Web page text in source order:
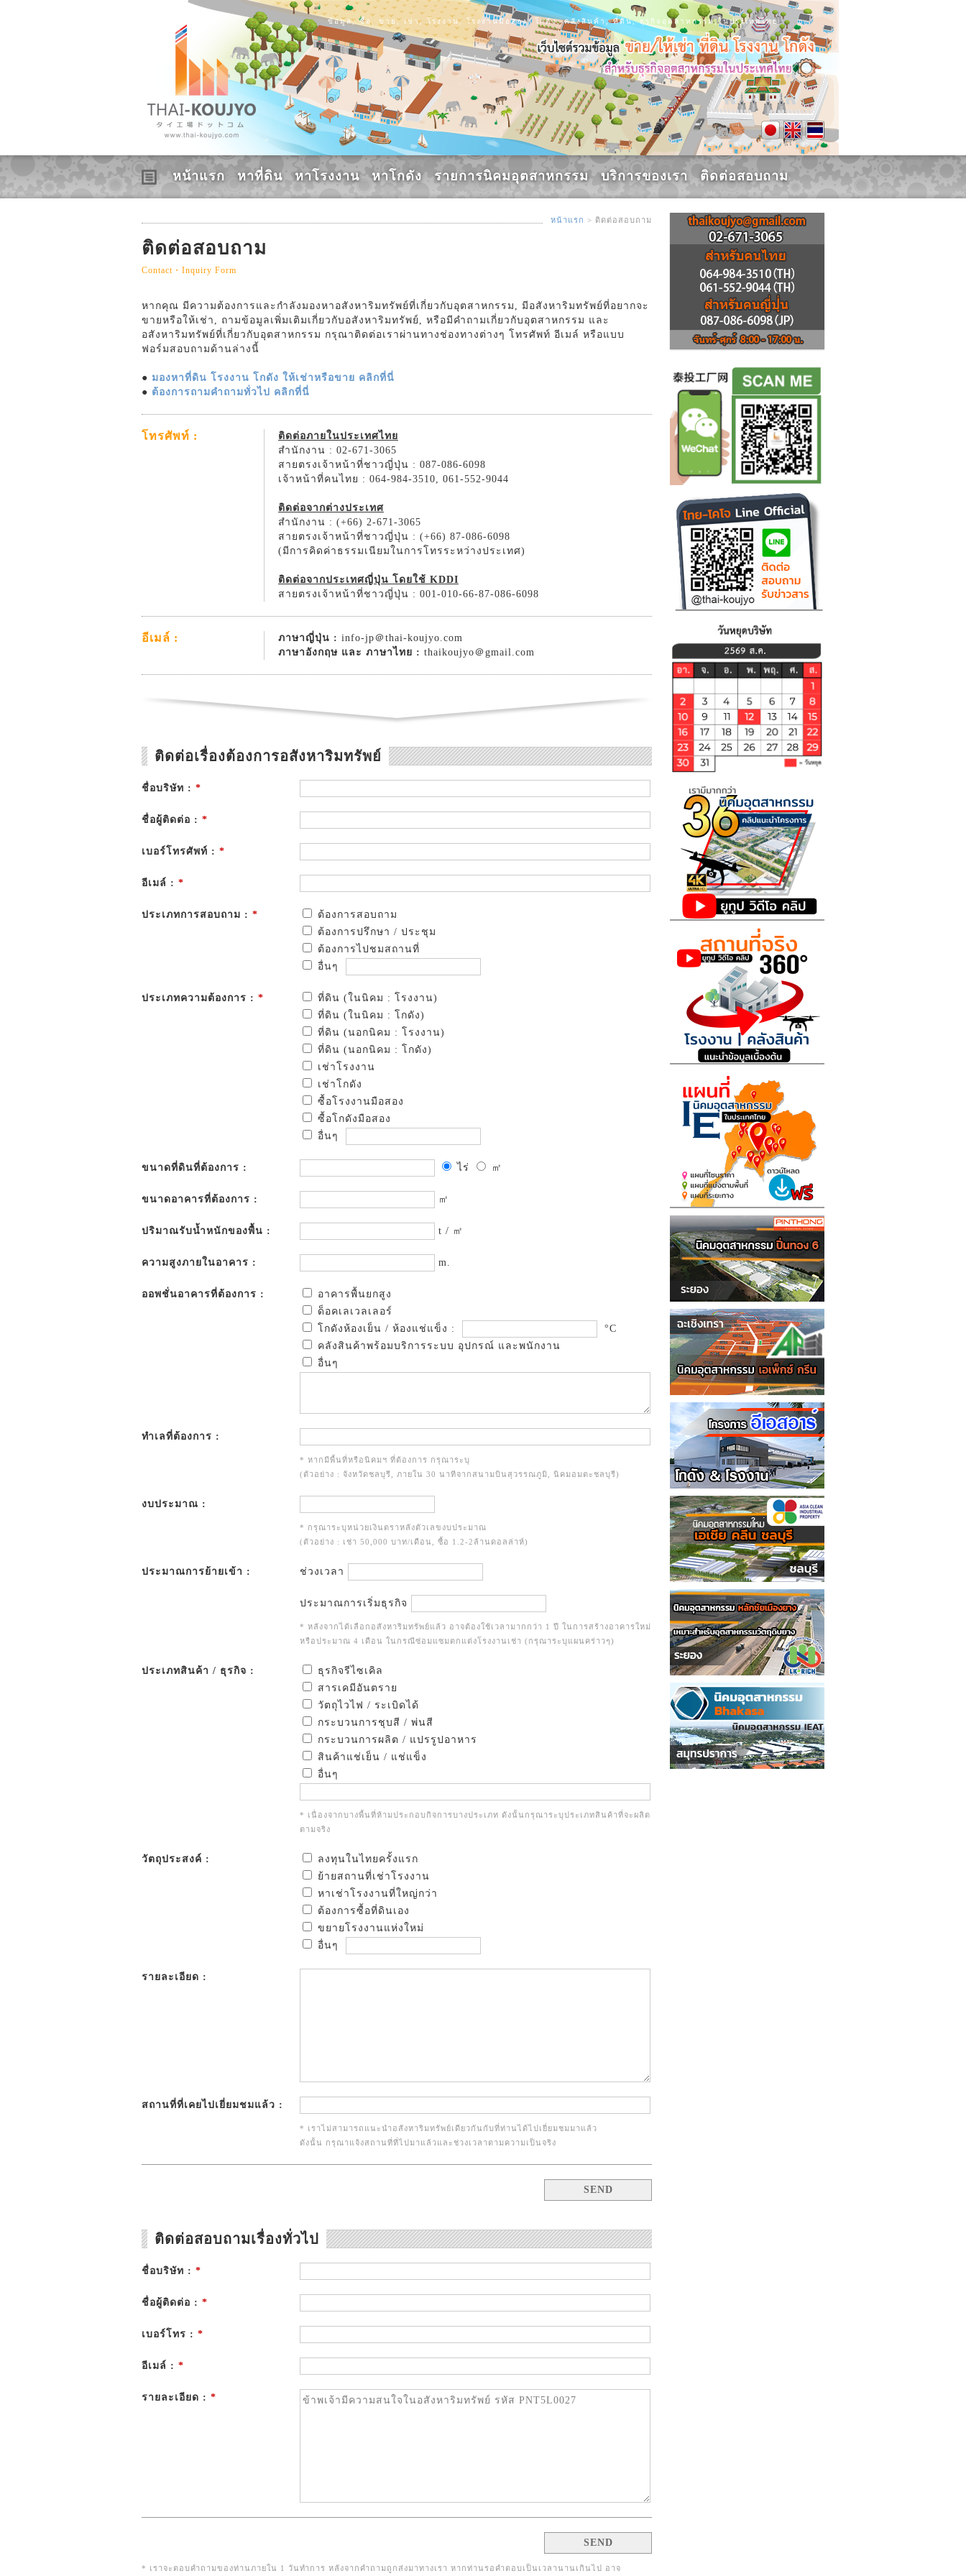
ข้อมูล, ซื้อ, ขาย, เช่า, โรงงาน, โรงงานมือสอง, โกดัง, คลังสินค้า, ที่ดิน, ธุรกิจอุตสาหกรรม,ในประเทศไทย
หน้าแรก หาที่ดิน หาโรงงาน หาโกดัง รายการนิคมอุตสาหกรรม บริการของเรา ติดต่อสอบถาม
หน้าแรก > ติดต่อสอบถาม
ติดต่อสอบถาม
Contact・Inquiry Form
หากคุณ มีความต้องการและกำลังมองหาอสังหาริมทรัพย์ที่เกี่ยวกับอุตสาหกรรม, มีอสังหาริมทรัพย์ที่อยากจะ
ขายหรือให้เช่า, ถามข้อมูลเพิ่มเติมเกี่ยวกับอสังหาริมทรัพย์, หรือมีคำถามเกี่ยวกับอุตสาหกรรม และ
อสังหาริมทรัพย์ที่เกี่ยวกับอุตสาหกรรม กรุณาติดต่อเราผ่านทางช่องทางต่างๆ โทรศัพท์ อีเมล์ หรือแบบ
ฟอร์มสอบถามด้านล่างนี้
● มองหาที่ดิน โรงงาน โกดัง ให้เช่าหรือขาย คลิกที่นี่
● ต้องการถามคำถามทั่วไป คลิกที่นี่
โทรศัพท์ :
ติดต่อภายในประเทศไทย
สำนักงาน : 02-671-3065
สายตรงเจ้าหน้าที่ชาวญี่ปุ่น : 087-086-6098
เจ้าหน้าที่คนไทย : 064-984-3510, 061-552-9044
ติดต่อจากต่างประเทศ
สำนักงาน : (+66) 2-671-3065
สายตรงเจ้าหน้าที่ชาวญี่ปุ่น : (+66) 87-086-6098
(มีการคิดค่าธรรมเนียมในการโทรระหว่างประเทศ)
ติดต่อจากประเทศญี่ปุ่น โดยใช้ KDDI
สายตรงเจ้าหน้าที่ชาวญี่ปุ่น : 001-010-66-87-086-6098
อีเมล์ : ภาษาญี่ปุ่น : info-jp＠thai-koujyo.com
ภาษาอังกฤษ และ ภาษาไทย : thaikoujyo＠gmail.com
ติดต่อเรื่องต้องการอสังหาริมทรัพย์
ชื่อบริษัท : *
ชื่อผู้ติดต่อ : *
เบอร์โทรศัพท์ : *
อีเมล์ : *
ประเภทการสอบถาม : *
ต้องการสอบถาม
ต้องการปรึกษา / ประชุม
ต้องการไปชมสถานที่
อื่นๆ
ประเภทความต้องการ : *
ที่ดิน (ในนิคม : โรงงาน)
ที่ดิน (ในนิคม : โกดัง)
ที่ดิน (นอกนิคม : โรงงาน)
ที่ดิน (นอกนิคม : โกดัง)
เช่าโรงงาน
เช่าโกดัง
ซื้อโรงงานมือสอง
ซื้อโกดังมือสอง
อื่นๆ
ขนาดที่ดินที่ต้องการ : ไร่ ㎡
ขนาดอาคารที่ต้องการ : ㎡
ปริมาณรับน้ำหนักของพื้น : t / ㎡
ความสูงภายในอาคาร : m.
ออพชั่นอาคารที่ต้องการ :
อาคารพื้นยกสูง
ด็อคเลเวลเลอร์
โกดังห้องเย็น / ห้องแช่แข็ง :
°C
คลังสินค้าพร้อมบริการระบบ อุปกรณ์ และพนักงาน
อื่นๆ
ทำเลที่ต้องการ :
* หากมีพื้นที่หรือนิคมฯ ที่ต้องการ กรุณาระบุ
(ตัวอย่าง : จังหวัดชลบุรี, ภายใน 30 นาทีจากสนามบินสุวรรณภูมิ, นิคมอมตะชลบุรี)
งบประมาณ :
* กรุณาระบุหน่วยเงินตราหลังตัวเลขงบประมาณ
(ตัวอย่าง : เช่า 50,000 บาท/เดือน, ซื้อ 1.2-2ล้านดอลล่าห์)
ประมาณการย้ายเข้า : ช่วงเวลา
ประมาณการเริ่มธุรกิจ
* หลังจากได้เลือกอสังหาริมทรัพย์แล้ว อาจต้องใช้เวลามากกว่า 1 ปี ในการสร้างอาคารใหม่
หรือประมาณ 4 เดือน ในกรณีซ่อมแซมตกแต่งโรงงานเช่า (กรุณาระบุแผนคร่าวๆ)
ประเภทสินค้า / ธุรกิจ :
ธุรกิจรีไซเคิล
สารเคมีอันตราย
วัตถุไวไฟ / ระเบิดได้
กระบวนการชุบสี / พ่นสี
กระบวนการผลิต / แปรรูปอาหาร
สินค้าแช่เย็น / แช่แข็ง
อื่นๆ
* เนื่องจากบางพื้นที่ห้ามประกอบกิจการบางประเภท ดังนั้นกรุณาระบุประเภทสินค้าที่จะผลิต
ตามจริง
วัตถุประสงค์ :
ลงทุนในไทยครั้งแรก
ย้ายสถานที่เช่าโรงงาน
หาเช่าโรงงานที่ใหญ่กว่า
ต้องการซื้อที่ดินเอง
ขยายโรงงานแห่งใหม่
อื่นๆ
รายละเอียด :
สถานที่ที่เคยไปเยี่ยมชมแล้ว :
* เราไม่สามารถแนะนำอสังหาริมทรัพย์เดียวกันกับที่ท่านได้ไปเยี่ยมชมมาแล้ว
ดังนั้น กรุณาแจ้งสถานที่ที่ไปมาแล้วและช่วงเวลาตามความเป็นจริง
ติดต่อสอบถามเรื่องทั่วไป
ชื่อบริษัท : *
ชื่อผู้ติดต่อ : *
เบอร์โทร : *
อีเมล์ : *
รายละเอียด : *
* เราจะตอบคำถามของท่านภายใน 1 วันทำการ หลังจากคำถามถูกส่งมาทางเรา หากท่านรอคำตอบเป็นเวลานานเกินไป อาจ